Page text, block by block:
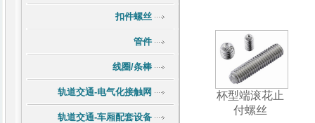
扣件螺丝
管件
线圈/条棒
轨道交通-电气化接触网
轨道交通-车厢配套设备
杯型端滚花止
付螺丝